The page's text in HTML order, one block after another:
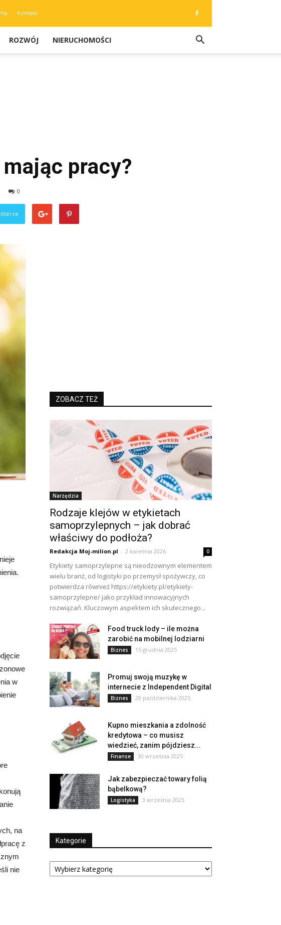
Kontakt
ROZWÓJ NIERUCHOMOŚCI
pracy?
0
w
na
z
nie
ZOBACZ TEŻ
Narzędzia
Rodzaje klejów w etykietach
samoprzylepnych – jak dobrać
właściwy do podłoża?
Redakcja Moj-milion.pl - 2 kwietnia 2026 0
Etykiety samoprzylepne są nieodzownym elementem
wielu branż, od logistyki po przemysł spożywczy, co
potwierdza również https://etykiety.pl/etykiety-
samoprzylepne/ jako przykład innowacyjnych
rozwiązań. Kluczowym aspektem ich skutecznego...
Food truck lody – ile można
zarobić na mobilnej lodziarni
Biznes 15 grudnia 2025
Promuj swoją muzykę w
internecie z Independent Digital
Biznes 28 października 2025
Kupno mieszkania a zdolność
kredytowa – co musisz
wiedzieć, zanim pójdziesz...
Finanse 30 września 2025
Jak zabezpieczać towary folią
bąbelkową?
Logistyka 3 września 2025
Kategorie
Kategorie